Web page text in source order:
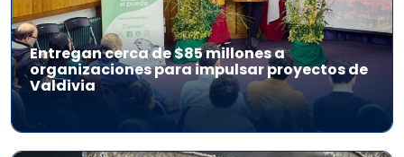
Entregan cerca de $85 millones a
organizaciones para impulsar proyectos de
Valdivia